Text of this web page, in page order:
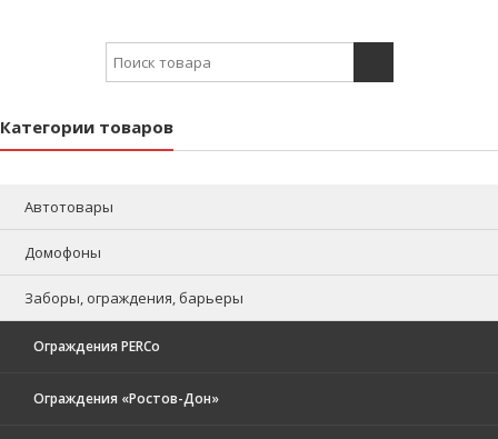
Search for:
Категории товаров
Автотовары
Домофоны
Заборы, ограждения, барьеры
Ограждения PERCo
Ограждения «Ростов-Дон»